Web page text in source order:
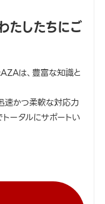
たしたちにご
は、豊富な知識と
速かつ柔軟な対応力
トータルにサポートい